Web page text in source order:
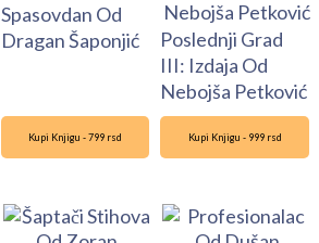
Spasovdan Od
Dragan Šaponjić
Poslednji Grad
III: Izdaja Od
Nebojša Petković
Kupi Knjigu - 799 rsd Kupi Knjigu - 999 rsd